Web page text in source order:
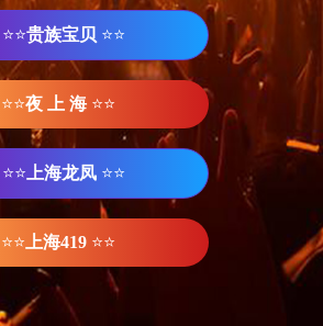
⭐⭐贵族宝贝 ⭐⭐
⭐⭐夜 上 海 ⭐⭐
⭐⭐ 上海龙凤 ⭐⭐
⭐⭐ 上海419 ⭐⭐